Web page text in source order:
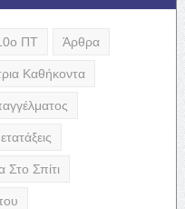
ΠΤ Άρθρα
Καθήκοντα
Στο Σπίτι